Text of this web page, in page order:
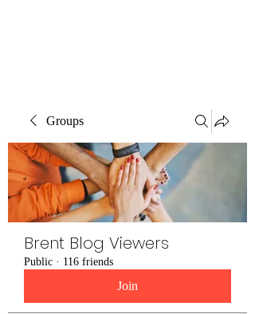
Groups
Brent Blog Viewers
Public · 116 friends
Join